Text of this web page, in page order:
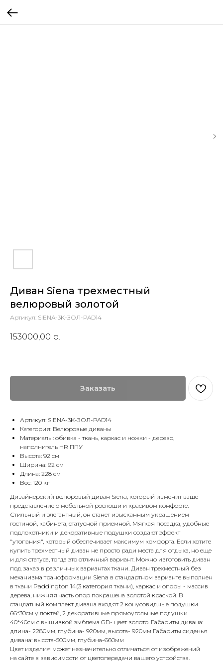
Диван Siena трехместный
велюровый золотой
Артикул: SIENA-3K-ЗОЛ-PAD14
153000,00 р.
Заказать
Артикул: SIENA-3K-ЗОЛ-PAD14
Категория: Велюровые диваны
Материалы: обивка - ткань, каркас и ножки - дерево,
наполнитель HR ППУ
Высота: 92 см
Ширина: 92 см
Длина: 228 см
Вес: 120 кг
Дизайнерский велюровый диван Siena, который изменит ваше
представление о мебельной роскоши и красивом комфорте.
Стильный и элегантный, он станет изысканным украшением
гостиной, кабинета, статусной приемной. Мягкая посадка, удобные
подлокотники и декоративные подушки создают эффект
"утопания", который обеспечивает максимум комфорта. Если хотите
купить трехместный диван не просто ради места для отдыха, но еще
и для статуса, тогда это отличный вариант. Можно изготовить диван
под заказ в различных вариантах ткани. Диван трехместный без
механизма трансформации Siena в стандартном варианте выполнен
в ткани Paddington 14(3 категория ткани), каркас и опоры - массив
дерева, нижняя часть опор покрашена золотой краской. В
стандатный комплект дивана входят 2 конусовидные подушки
66*30см у локтей, 2 декоративные прямоугольные подушки
40*40см с вышивкой эмблема GD- цвет золото. Габариты дивана:
длина- 2280мм, глубина- 920мм, высота- 920мм Габариты сиденья
дивана: высота-500мм, глубина-660мм
Цвет изделия может незначительно отличаться от изображений
на сайте в зависимости от цветопередачи вашего устройства.